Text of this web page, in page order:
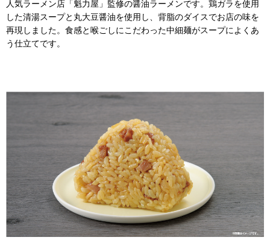
人気ラーメン店「魁力屋」監修の醤油ラーメンです。鶏ガラを使用
した清湯スープと丸大豆醤油を使用し、背脂のダイスでお店の味を
再現しました。食感と喉ごしにこだわった中細麺がスープによくあ
う仕立てです。